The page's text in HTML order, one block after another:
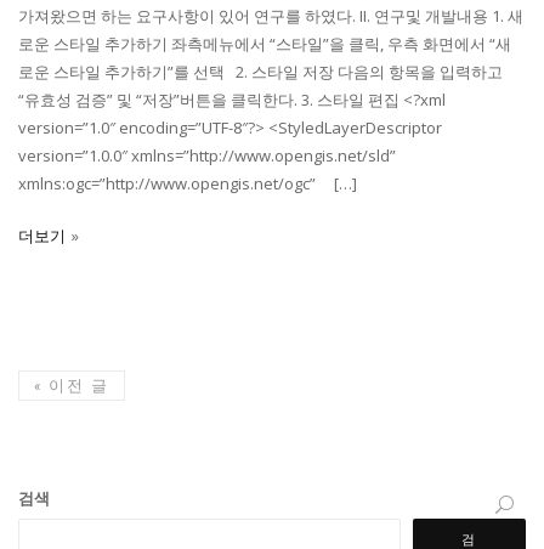
가져왔으면 하는 요구사항이 있어 연구를 하였다. II. 연구및 개발내용 1. 새
로운 스타일 추가하기 좌측메뉴에서 “스타일”을 클릭, 우측 화면에서 “새
로운 스타일 추가하기”를 선택 2. 스타일 저장 다음의 항목을 입력하고
“유효성 검증” 및 “저장”버튼을 클릭한다. 3. 스타일 편집 <?xml
version=”1.0″ encoding=”UTF-8″?> <StyledLayerDescriptor
version=”1.0.0″ xmlns=”http://www.opengis.net/sld”
xmlns:ogc=”http://www.opengis.net/ogc” […]
더보기
« 이전 글
검색
검